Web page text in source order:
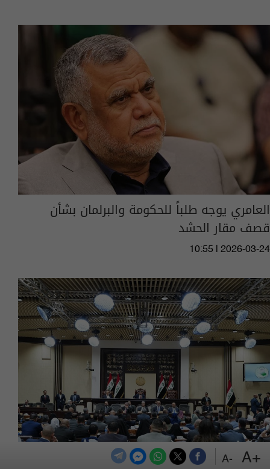
+A
-A
العامري يوجه طلباً للحكومة والبرلمان بشأن
قصف مقار الحشد
10:55 | 2026-03-24
قررات مجلس النواب الخاصة بالتصدير والسيطرة